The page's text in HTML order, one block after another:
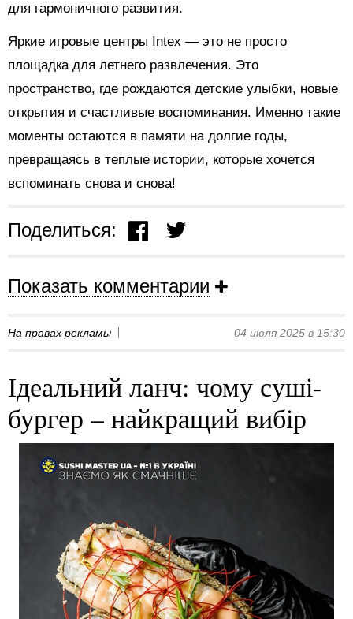
для гармоничного развития.
Яркие игровые центры Intex — это не просто
площадка для летнего развлечения. Это
пространство, где рождаются детские улыбки, новые
открытия и счастливые воспоминания. Именно такие
моменты остаются в памяти на долгие годы,
превращаясь в теплые истории, которые хочется
вспоминать снова и снова!
Поделиться:
Показать комментарии
На правах рекламы 04 июля 2025 в 15:30
Ідеальний ланч: чому суші-
бургер – найкращий вибір